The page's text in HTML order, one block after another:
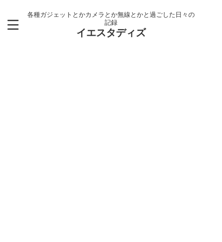
各種ガジェットとかカメラとか無線とかと過ごした日々の
記録
イエスタディズ